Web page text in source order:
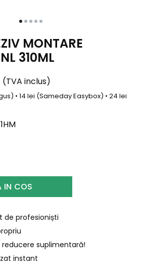
MONTARE
310ML
(TVA inclus)
• 14 lei (Sameday Easybox) • 24 lei
IN COS
de profesioniști
reducere suplimentară!
instant